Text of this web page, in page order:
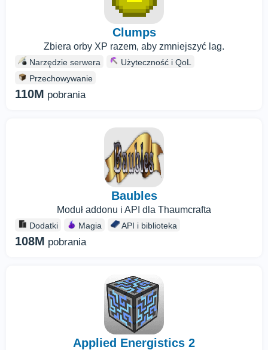
Clumps
Zbiera orby XP razem, aby zmniejszyć lag.
Narzędzie serwera
Użyteczność i QoL
Przechowywanie
110M pobrania
Baubles
Moduł addonu i API dla Thaumcrafta
Dodatki Magia API i biblioteka
108M pobrania
Applied Energistics 2